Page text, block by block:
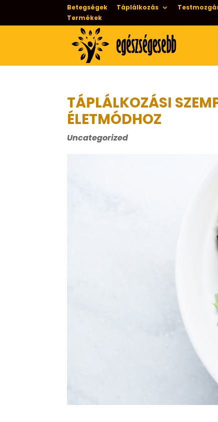
Betegségek Táplálkozás
Termékek
TÁPLÁLKOZÁSI
ÉLETMÓDHOZ
Uncategorized